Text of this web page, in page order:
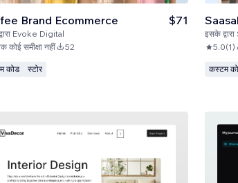
Brand Ecommerce
Evoke Digital
$71
कोई समीक्षा नहीं 52
कोड स्टोर
इसके द्वारा
5.0(1)
कस्टम